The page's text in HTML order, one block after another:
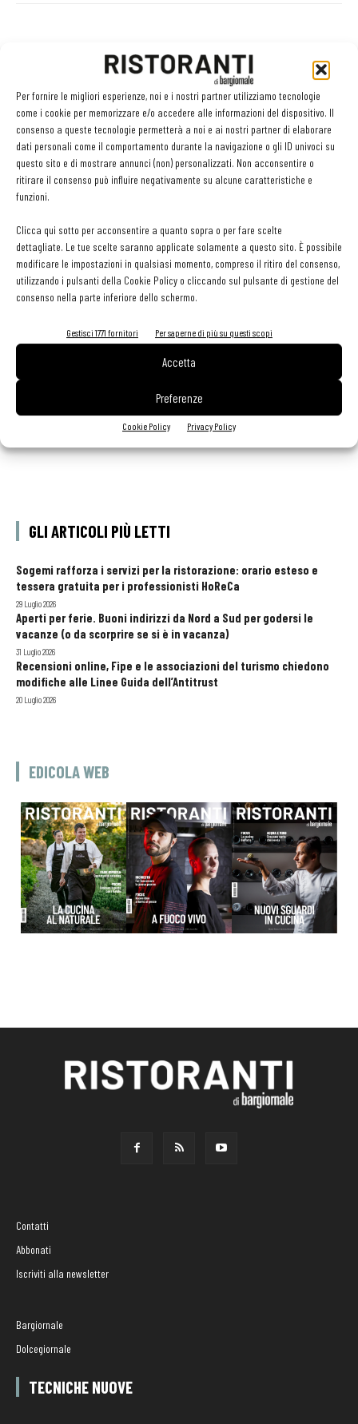
Per fornire le migliori esperienze, noi e i nostri partner utilizziamo tecnologie
come i cookie per memorizzare e/o accedere alle informazioni del dispositivo. Il
consenso a queste tecnologie permetterà a noi e ai nostri partner di elaborare
dati personali come il comportamento durante la navigazione o gli ID univoci su
questo sito e di mostrare annunci (non) personalizzati. Non acconsentire o
ritirare il consenso può influire negativamente su alcune caratteristiche e
funzioni.
Clicca qui sotto per acconsentire a quanto sopra o per fare scelte
dettagliate. Le tue scelte saranno applicate solamente a questo sito. È possibile
modificare le impostazioni in qualsiasi momento, compreso il ritiro del consenso,
utilizzando i pulsanti della Cookie Policy o cliccando sul pulsante di gestione del
consenso nella parte inferiore dello schermo.
Gestisci 1771 fornitori Per saperne di più su questi scopi
Accetta
Preferenze
Cookie Policy Privacy Policy
Twitter
LEGGI ANCHE
Export del vino in frenata: dazi Usa e domanda
Bisol1542 Brut, Valdobbiadene Prosecco Superiore
Docg, Bisol
Morellino del Cuore 2026: selezionati i dieci vini
GLI ARTICOLI PIÙ LETTI
Sogemi rafforza i servizi per la ristorazione: orario esteso e
tessera gratuita per i professionisti HoReCa
29 Luglio 2026
Aperti per ferie. Buoni indirizzi da Nord a Sud per godersi le
vacanze (o da scorprire se si è in vacanza)
31 Luglio 2026
Recensioni online, Fipe e le associazioni del turismo chiedono
modifiche alle Linee Guida dell’Antitrust
20 Luglio 2026
EDICOLA WEB
Contatti
Abbonati
Iscriviti alla newsletter
Bargiornale
Dolcegiornale
TECNICHE NUOVE